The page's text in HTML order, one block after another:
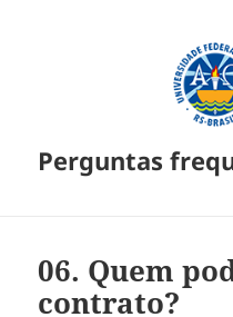
Perguntas
06. Quem
contrato?